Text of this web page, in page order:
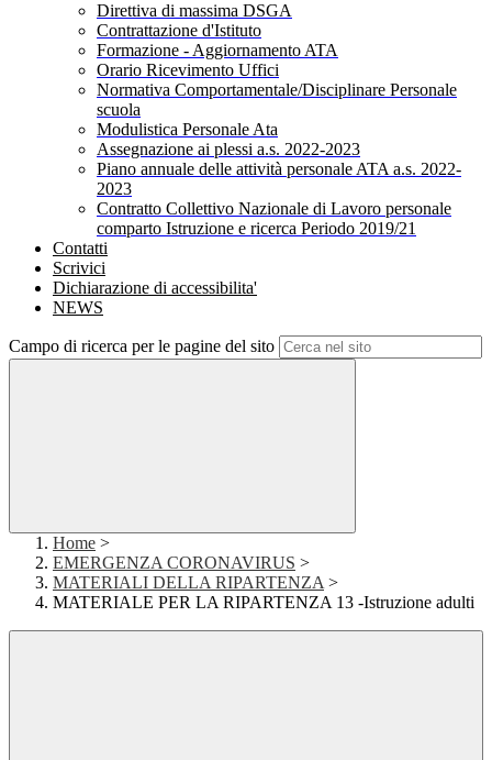
Direttiva di massima DSGA
Contrattazione d'Istituto
Formazione - Aggiornamento ATA
Orario Ricevimento Uffici
Normativa Comportamentale/Disciplinare Personale
scuola
Modulistica Personale Ata
Assegnazione ai plessi a.s. 2022-2023
Piano annuale delle attività personale ATA a.s. 2022-
2023
Contratto Collettivo Nazionale di Lavoro personale
comparto Istruzione e ricerca Periodo 2019/21
Contatti
Scrivici
Dichiarazione di accessibilita'
NEWS
Campo di ricerca per le pagine del sito
Home >
EMERGENZA CORONAVIRUS >
MATERIALI DELLA RIPARTENZA >
MATERIALE PER LA RIPARTENZA 13 -Istruzione adulti